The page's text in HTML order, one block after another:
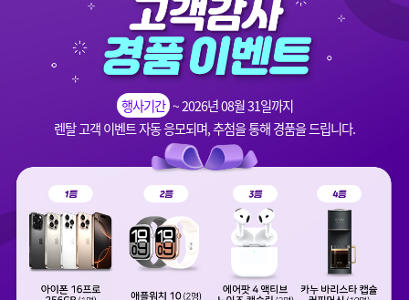
행사기간 ~ 2026년 08월 31일까지
렌탈 고객 이벤트 자동 응모되며, 추첨을 통해 경품을 드립니다.